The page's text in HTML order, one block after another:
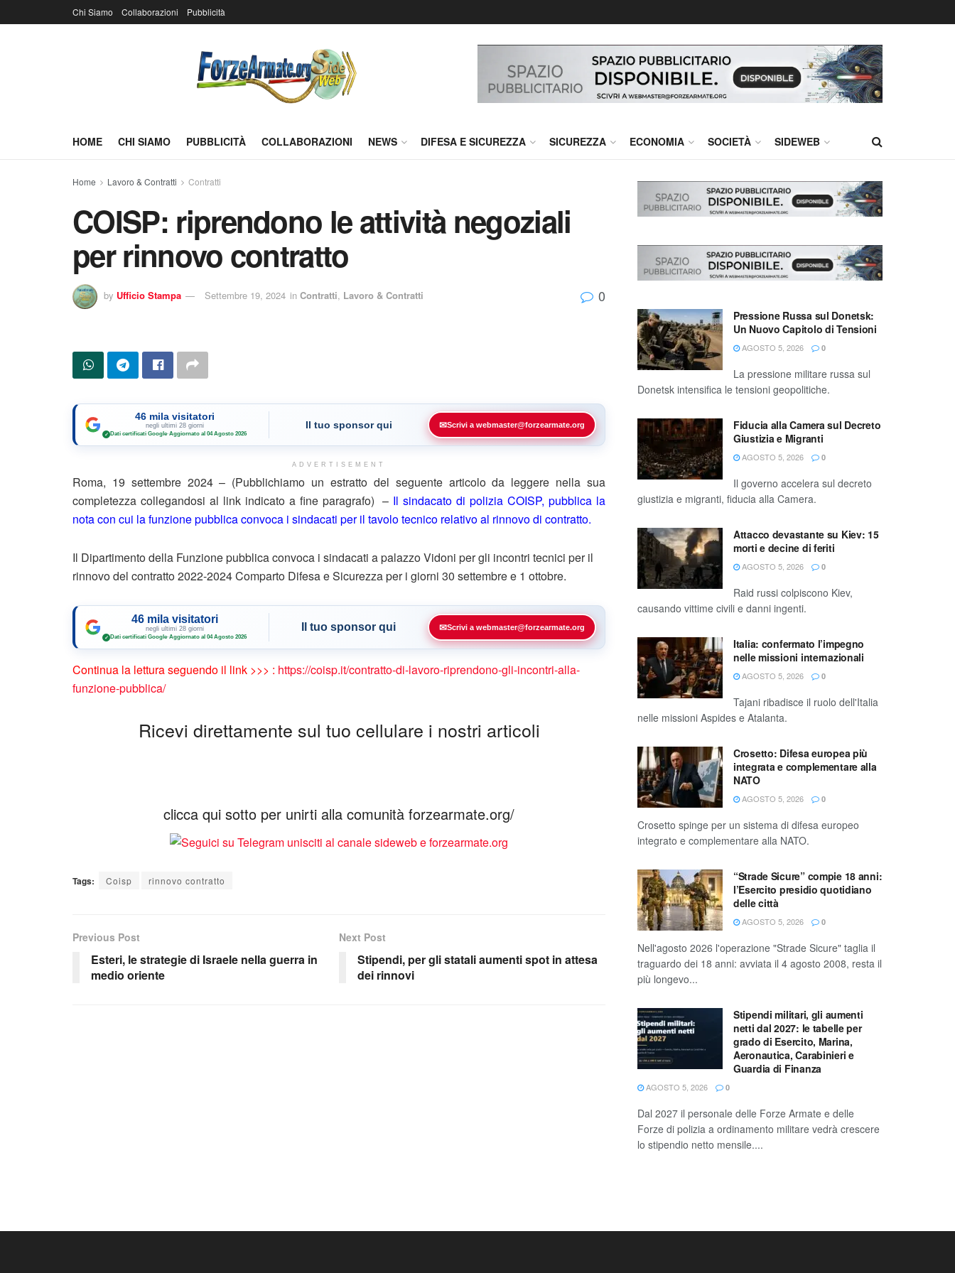
Chi Siamo Collaborazioni Pubblicità
HOME CHI SIAMO PUBBLICITÀ COLLABORAZIONI NEWS DIFESA E SICUREZZA SICUREZZA ECONOMIA SOCIETÀ SIDEWEB
Home Lavoro & Contratti Contratti
COISP: riprendono le attività negoziali
per rinnovo contratto
by Ufficio Stampa Settembre 19, 2024 in Contratti, Lavoro & Contratti 0
46 mila visitatori
negli ultimi 28 giorni
✓ Dati certificati Google·Aggiornato al 04 Agosto 2026
Il tuo sponsor qui ✉Scrivi a webmaster@forzearmate.org
ADVERTISEMENT
Roma, 19 settembre 2024 – (Pubblichiamo un estratto del seguente articolo da leggere nella sua
completezza collegandosi al link indicato a fine paragrafo) – Il sindacato di polizia COISP, pubblica la
nota con cui la funzione pubblica convoca i sindacati per il tavolo tecnico relativo al rinnovo di contratto.
Il Dipartimento della Funzione pubblica convoca i sindacati a palazzo Vidoni per gli incontri tecnici per il
rinnovo del contratto 2022-2024 Comparto Difesa e Sicurezza per i giorni 30 settembre e 1 ottobre.
46 mila visitatori
negli ultimi 28 giorni
✓ Dati certificati Google·Aggiornato al 04 Agosto 2026
Il tuo sponsor qui ✉Scrivi a webmaster@forzearmate.org
Continua la lettura seguendo il link >>> : https://coisp.it/contratto-di-lavoro-riprendono-gli-incontri-alla-
funzione-pubblica/
Ricevi direttamente sul tuo cellulare i nostri articoli
clicca qui sotto per unirti alla comunità forzearmate.org/
Tags: Coisp rinnovo contratto
Previous Post
Esteri, le strategie di Israele nella guerra in
medio oriente
Next Post
Stipendi, per gli statali aumenti spot in attesa
dei rinnovi
Pressione Russa sul Donetsk:
Un Nuovo Capitolo di Tensioni
AGOSTO 5, 2026 0
La pressione militare russa sul
Donetsk intensifica le tensioni geopolitiche.
Fiducia alla Camera sul Decreto
Giustizia e Migranti
AGOSTO 5, 2026 0
Il governo accelera sul decreto
giustizia e migranti, fiducia alla Camera.
Attacco devastante su Kiev: 15
morti e decine di feriti
AGOSTO 5, 2026 0
Raid russi colpiscono Kiev,
causando vittime civili e danni ingenti.
Italia: confermato l’impegno
nelle missioni internazionali
AGOSTO 5, 2026 0
Tajani ribadisce il ruolo dell'Italia
nelle missioni Aspides e Atalanta.
Crosetto: Difesa europea più
integrata e complementare alla
NATO
AGOSTO 5, 2026 0
Crosetto spinge per un sistema di difesa europeo
integrato e complementare alla NATO.
“Strade Sicure” compie 18 anni:
l’Esercito presidio quotidiano
delle città
AGOSTO 5, 2026 0
Nell'agosto 2026 l'operazione "Strade Sicure" taglia il
traguardo dei 18 anni: avviata il 4 agosto 2008, resta il
più longevo...
Stipendi militari, gli aumenti
netti dal 2027: le tabelle per
grado di Esercito, Marina,
Aeronautica, Carabinieri e
Guardia di Finanza
AGOSTO 5, 2026 0
Dal 2027 il personale delle Forze Armate e delle
Forze di polizia a ordinamento militare vedrà crescere
lo stipendio netto mensile....